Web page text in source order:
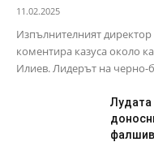
11.02.2025
Изпълнителният
коментира казуса около
Илиев. Лидерът на черно-
Лудата